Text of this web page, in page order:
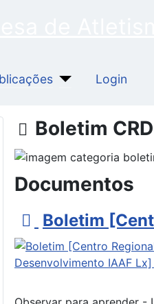
Login
Pasta
Boletim
Documentos
p
d
f
Boletim